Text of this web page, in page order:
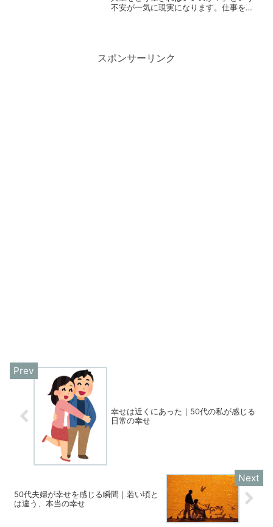
不安が一気に現実になります。仕事を離
スポンサーリンク
幸せは近くにあった｜50代の私が感じる
日常の幸せ
50代夫婦が幸せを感じる瞬間｜若い頃と
は違う、本当の幸せ